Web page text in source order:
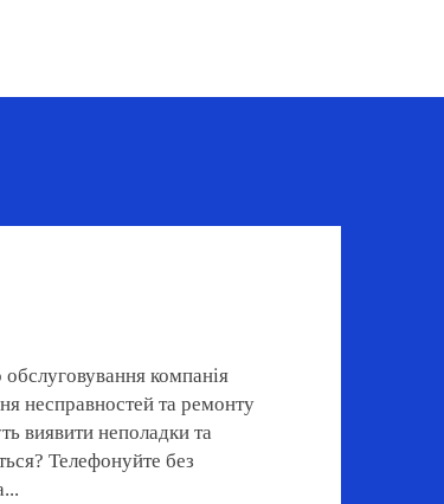
компанія
несправностей та ремонту
виявити неполадки та
Телефонуйте без